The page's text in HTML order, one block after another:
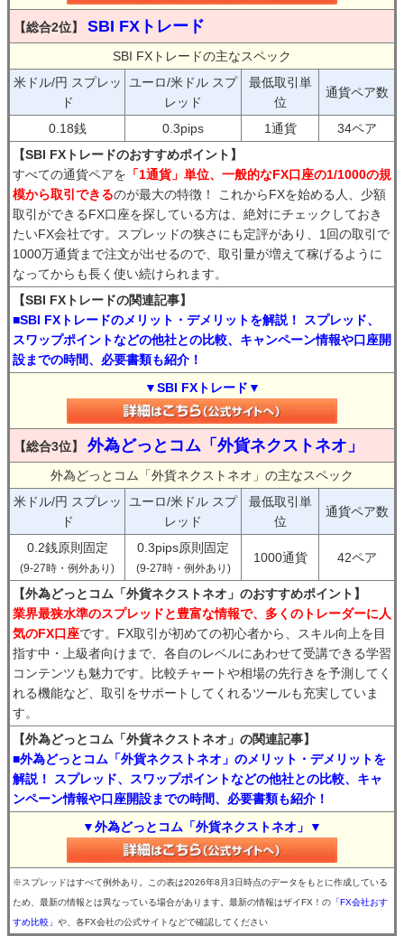
【総合2位】 SBI FXトレード
SBI FXトレードの主なスペック
米ドル/円 スプレッ
ド
ユーロ/米ドル スプ
レッド
最低取引単
位
通貨ペア数
0.18銭 0.3pips 1通貨
34ペア
【SBI FXトレードのおすすめポイント】
すべての通貨ペアを 「1通貨」単位、一般的なFX口座の1/1000の規
模から取引できるのが最大の特徴！ これからFXを始める人、少額
取引ができるFX口座を探している方は、絶対にチェックしておき
たいFX会社です。スプレッドの狭さにも定評があり、1回の取引で
1000万通貨まで注文が出せるので、取引量が増えて稼げるように
なってからも長く使い続けられます。
【SBI FXトレードの関連記事】
■SBI FXトレードのメリット・デメリットを解説！ スプレッド、
スワップポイントなどの他社との比較、キャンペーン情報や口座開
設までの時間、必要書類も紹介！
▼SBI FXトレード▼
【総合3位】 外為どっとコム「外貨ネクストネオ」
外為どっとコム「外貨ネクストネオ」の主なスペック
米ドル/円 スプレッ
ド
ユーロ/米ドル スプ
レッド
最低取引単
位
通貨ペア数
0.2銭原則固定
(9-27時・例外あり)
0.3pips原則固定
(9-27時・例外あり)
1000通貨 42ペア
【外為どっとコム「外貨ネクストネオ」のおすすめポイント】
業界最狭水準のスプレッドと豊富な情報で、多くのトレーダーに人
気のFX口座です。FX取引が初めての初心者から、スキル向上を目
指す中・上級者向けまで、各自のレベルにあわせて受講できる学習
コンテンツも魅力です。比較チャートや相場の先行きを予測してく
れる機能など、取引をサポートしてくれるツールも充実していま
す。
【外為どっとコム「外貨ネクストネオ」の関連記事】
■外為どっとコム「外貨ネクストネオ」のメリット・デメリットを
解説！ スプレッド、スワップポイントなどの他社との比較、キャ
ンペーン情報や口座開設までの時間、必要書類も紹介！
▼外為どっとコム「外貨ネクストネオ」▼
※スプレッドはすべて例外あり。この表は2026年8月3日時点のデータをもとに作成している
ため、最新の情報とは異なっている場合があります。最新の情報はザイFX！の 「FX会社おす
すめ比較」 や、各FX会社の公式サイトなどで確認してください